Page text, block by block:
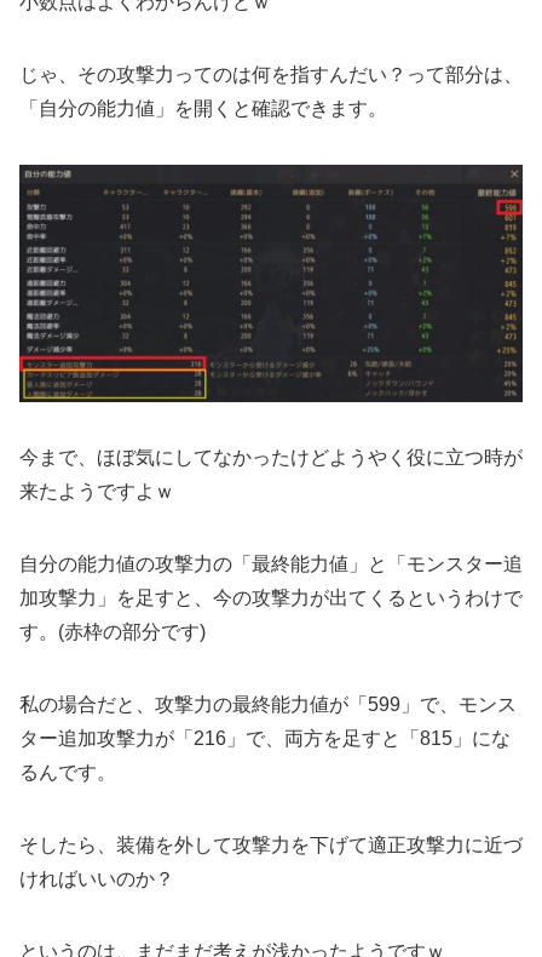
じゃ、その攻撃力ってのは何を指すんだい？って部分は、
「自分の能力値」を開くと確認できます。
今まで、ほぼ気にしてなかったけどようやく役に立つ時が
来たようですよｗ
自分の能力値の攻撃力の「最終能力値」と「モンスター追
加攻撃力」を足すと、今の攻撃力が出てくるというわけで
す。(赤枠の部分です)
私の場合だと、攻撃力の最終能力値が「599」で、モンス
ター追加攻撃力が「216」で、両方を足すと「815」にな
るんです。
そしたら、装備を外して攻撃力を下げて適正攻撃力に近づ
ければいいのか？
というのは、まだまだ考えが浅かったようですｗ